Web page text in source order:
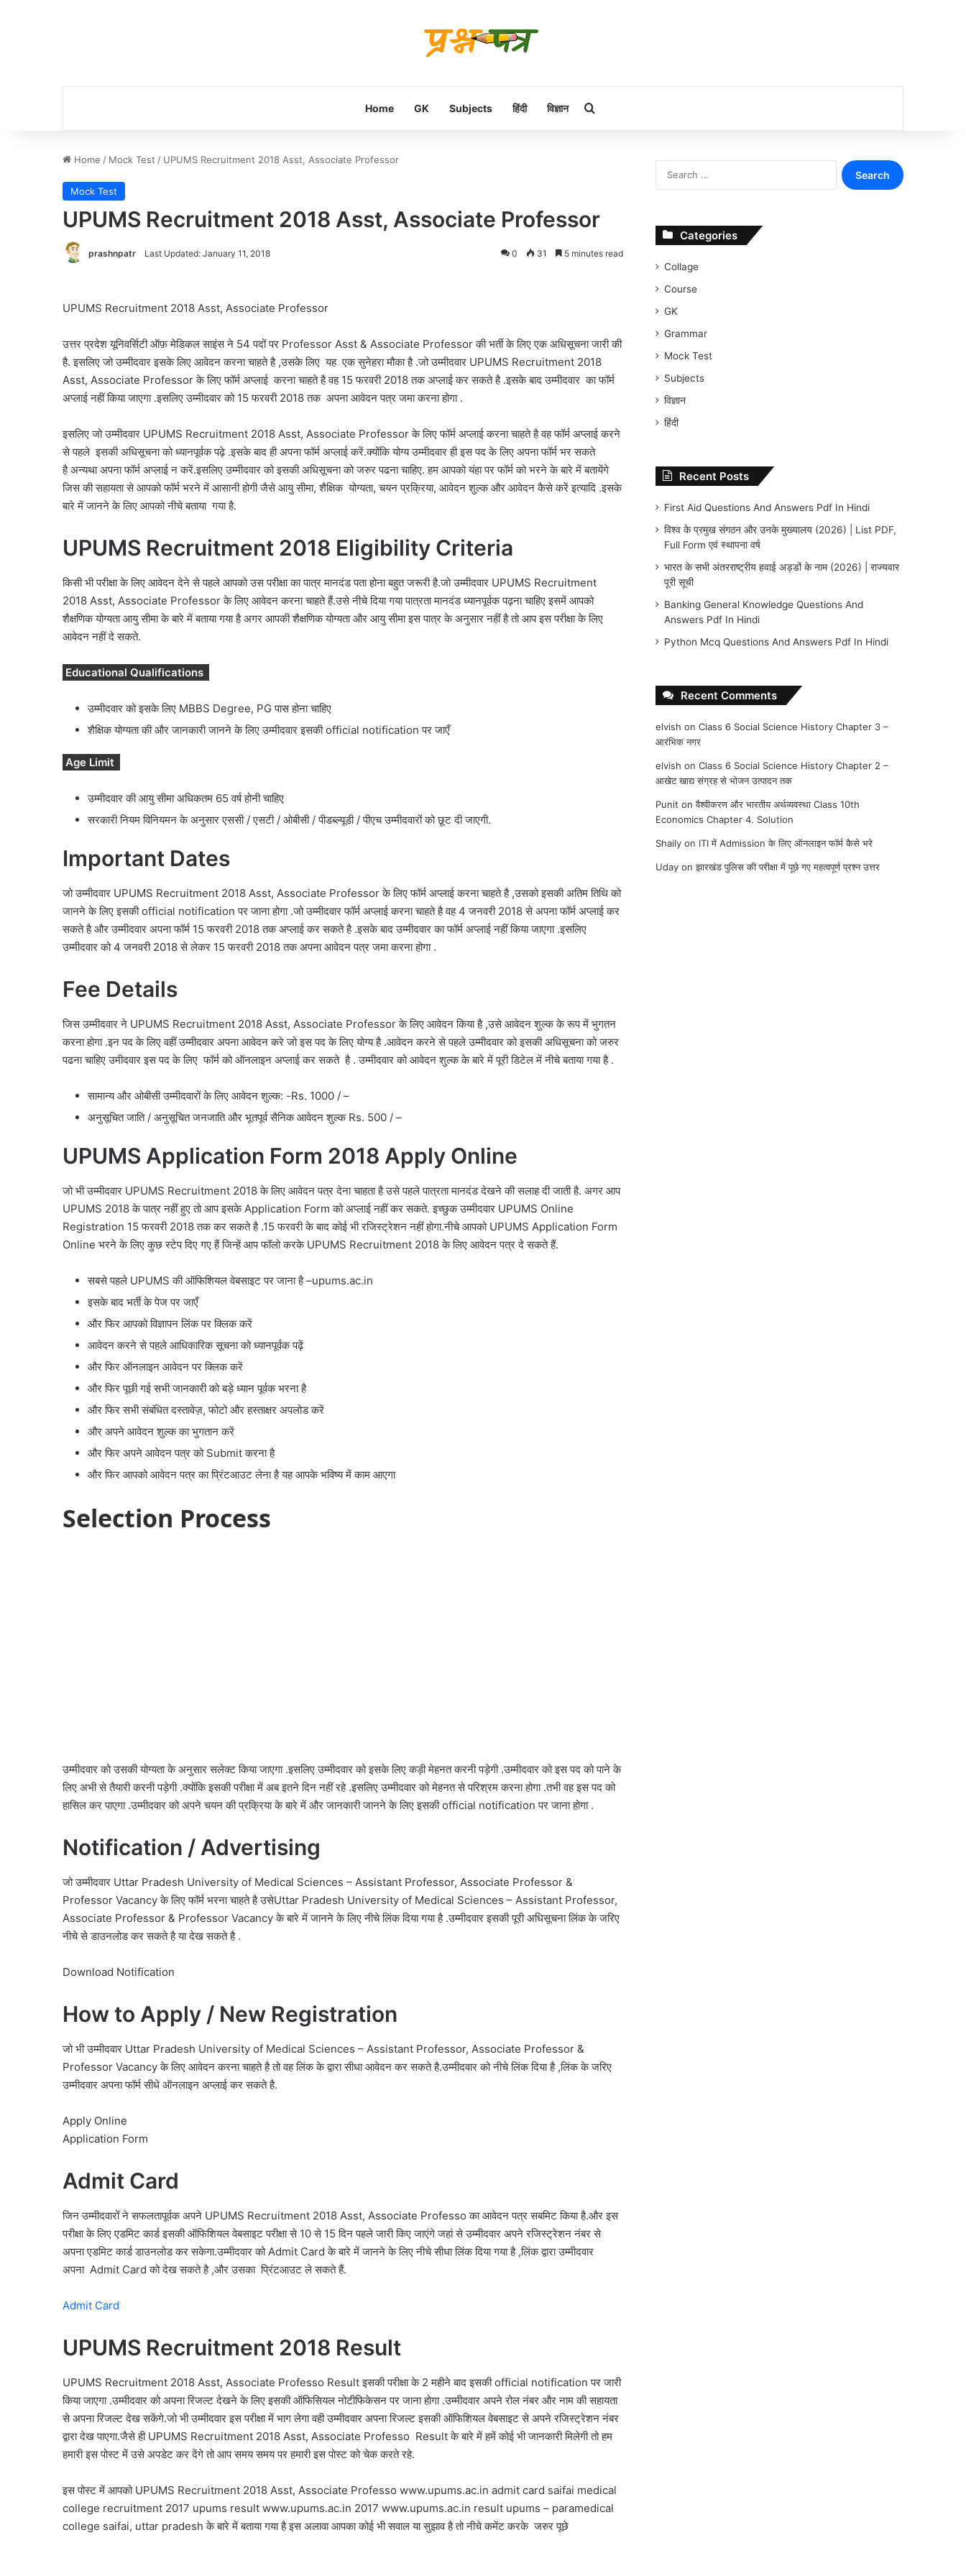
Home GK Subjects हिंदी विज्ञान Search for
Home / Mock Test / UPUMS Recruitment 2018 Asst, Associate Professor
Mock Test
UPUMS Recruitment 2018 Asst, Associate Professor
prashnpatr Last Updated: January 11, 2018 0 31 5 minutes read
UPUMS Recruitment 2018 Asst, Associate Professor
उत्तर प्रदेश यूनिवर्सिटी ऑफ़ मेडिकल साइंस ने 54 पदों पर Professor Asst & Associate Professor की भर्ती के लिए एक अधिसूचना जारी की
है. इसलिए जो उम्मीदवार इसके लिए आवेदन करना चाहते है ,उसके लिए यह एक सुनेहरा मौका है .जो उम्मीदवार UPUMS Recruitment 2018
Asst, Associate Professor के लिए फॉर्म अप्लाई करना चाहते है वह 15 फरवरी 2018 तक अप्लाई कर सकते है .इसके बाद उम्मीदवार का फॉर्म
अप्लाई नहीं किया जाएगा .इसलिए उम्मीदवार को 15 फरवरी 2018 तक अपना आवेदन पत्र जमा करना होगा .
इसलिए जो उम्मीदवार UPUMS Recruitment 2018 Asst, Associate Professor के लिए फॉर्म अप्लाई करना चाहते है वह फॉर्म अप्लाई करने
से पहले इसकी अधिसूचना को ध्यानपूर्वक पढ़े .इसके बाद ही अपना फॉर्म अप्लाई करें.क्योंकि योग्य उम्मीदवार ही इस पद के लिए अपना फॉर्म भर सकते
है अन्यथा अपना फॉर्म अप्लाई न करें.इसलिए उम्मीदवार को इसकी अधिसूचना को जरुर पढना चाहिए. हम आपको यंहा पर फॉर्म को भरने के बारे में बतायेंगे
जिस की सहायता से आपको फॉर्म भरने में आसानी होगी जैसे आयु सीमा, शैक्षिक योग्यता, चयन प्रक्रिया, आवेदन शुल्क और आवेदन कैसे करें इत्यादि .इसके
बारे में जानने के लिए आपको नीचे बताया गया है.
UPUMS Recruitment 2018 Eligibility Criteria
किसी भी परीक्षा के लिए आवेदन देने से पहले आपको उस परीक्षा का पात्र मानदंड पता होना बहुत जरूरी है.जो उम्मीदवार UPUMS Recruitment
2018 Asst, Associate Professor के लिए आवेदन करना चाहते हैं.उसे नीचे दिया गया पात्रता मानदंड ध्यानपूर्वक पढ़ना चाहिए इसमें आपको
शैक्षणिक योग्यता आयु सीमा के बारे में बताया गया है अगर आपकी शैक्षणिक योग्यता और आयु सीमा इस पात्र के अनुसार नहीं है तो आप इस परीक्षा के लिए
आवेदन नहीं दे सकते.
Educational Qualifications
उम्मीदवार को इसके लिए MBBS Degree, PG पास होना चाहिए
शैक्षिक योग्यता की और जानकारी जानने के लिए उम्मीदवार इसकी official notification पर जाएँ
Age Limit
उम्मीदवार की आयु सीमा अधिकतम 65 वर्ष होनी चाहिए
सरकारी नियम विनियमन के अनुसार एससी / एसटी / ओबीसी / पीडब्ल्यूडी / पीएच उम्मीदवारों को छूट दी जाएगी.
Important Dates
जो उम्मीदवार UPUMS Recruitment 2018 Asst, Associate Professor के लिए फॉर्म अप्लाई करना चाहते है ,उसको इसकी अतिम तिथि को
जानने के लिए इसकी official notification पर जाना होगा .जो उम्मीदवार फॉर्म अप्लाई करना चाहते है वह 4 जनवरी 2018 से अपना फॉर्म अप्लाई कर
सकते है और उम्मीदवार अपना फॉर्म 15 फरवरी 2018 तक अप्लाई कर सकते है .इसके बाद उम्मीदवार का फॉर्म अप्लाई नहीं किया जाएगा .इसलिए
उम्मीदवार को 4 जनवरी 2018 से लेकर 15 फरवरी 2018 तक अपना आवेदन पत्र जमा करना होगा .
Fee Details
जिस उम्मीदवार ने UPUMS Recruitment 2018 Asst, Associate Professor के लिए आवेदन किया है ,उसे आवेदन शुल्क के रूप में भुगतन
करना होगा .इन पद के लिए वहीं उम्मीदवार अपना आवेदन करे जो इस पद के लिए योग्य है .आवेदन करने से पहले उम्मीदवार को इसकी अधिसूचना को जरुर
पढना चाहिए उमीदवार इस पद के लिए फॉर्म को ऑनलाइन अप्लाई कर सकते है .उम्मीदवार को आवेदन शुल्क के बारे में पूरी डिटेल में नीचे बताया गया है .
सामान्य और ओबीसी उम्मीदवारों के लिए आवेदन शुल्क: -Rs. 1000 / –
अनुसूचित जाति / अनुसूचित जनजाति और भूतपूर्व सैनिक आवेदन शुल्क Rs. 500 / –
UPUMS Application Form 2018 Apply Online
जो भी उम्मीदवार UPUMS Recruitment 2018के लिए आवेदन पत्र देना चाहता है उसे पहले पात्रता मानदंड देखने की सलाह दी जाती है. अगर आप
UPUMS 2018के पात्र नहीं हुए तो आप इसके Application Form को अप्लाई नहीं कर सकते. इच्छुक उम्मीदवार UPUMS Online
Registration 15 फरवरी 2018 तक कर सकते है .15 फरवरी के बाद कोई भी रजिस्ट्रेशन नहीं होगा.नीचे आपको UPUMS Application Form
Online भरने के लिए कुछ स्टेप दिए गए हैं जिन्हें आप फॉलो करके UPUMS Recruitment 2018 के लिए आवेदन पत्र दे सकते हैं.
सबसे पहले UPUMS की ऑफिशियल वेबसाइट पर जाना है –upums.ac.in
इसके बाद भर्ती के पेज पर जाएँ
और फिर आपको विज्ञापन लिंक पर क्लिक करें
आवेदन करने से पहले आधिकारिक सूचना को ध्यानपूर्वक पढ़ें
और फिर ऑनलाइन आवेदन पर क्लिक करें
और फिर पूछी गई सभी जानकारी को बड़े ध्यान पूर्वक भरना है
और फिर सभी संबंधित दस्तावेज़, फोटो और हस्ताक्षर अपलोड करें
और अपने आवेदन शुल्क का भुगतान करें
और फिर अपने आवेदन पत्र को Submit करना है
और फिर आपको आवेदन पत्र का प्रिंटआउट लेना है यह आपके भविष्य में काम आएगा
Selection Process
उम्मीदवार को उसकी योग्यता के अनुसार सलेक्ट किया जाएगा .इसलिए उम्मीदवार को इसके लिए कड़ी मेहनत करनी पड़ेगी .उम्मीदवार को इस पद को पाने के
लिए अभी से तैयारी करनी पड़ेगी .क्योंकि इसकी परीक्षा में अब इतने दिन नहीं रहे .इसलिए उम्मीदवार को मेहनत से परिश्रम करना होगा .तभी वह इस पद को
हासिल कर पाएगा .उम्मीदवार को अपने चयन की प्रक्रिया के बारे में और जानकारी जानने के लिए इसकी official notification पर जाना होगा .
Notification / Advertising
जो उम्मीदवार Uttar Pradesh University of Medical Sciences – Assistant Professor, Associate Professor &
Professor Vacancy के लिए फॉर्म भरना चाहते है उसेUttar Pradesh University of Medical Sciences – Assistant Professor,
Associate Professor & Professor Vacancy के बारे में जानने के लिए नीचे लिंक दिया गया है .उम्मीदवार इसकी पूरी अधिसूचना लिंक के जरिए
नीचे से डाउनलोड कर सकते है या देख सकते है .
Download Notification
How to Apply / New Registration
जो भी उम्मीदवार Uttar Pradesh University of Medical Sciences – Assistant Professor, Associate Professor &
Professor Vacancy के लिए आवेदन करना चाहते है तो वह लिंक के द्वारा सीधा आवेदन कर सकते है.उम्मीदवार को नीचे लिंक दिया है ,लिंक के जरिए
उम्मीदवार अपना फॉर्म सीधे ऑनलाइन अप्लाई कर सकते है.
Apply Online
Application Form
Admit Card
जिन उम्मीदवारों ने सफलतापूर्वक अपने UPUMS Recruitment 2018 Asst, Associate Professo का आवेदन पत्र सबमिट किया है.और इस
परीक्षा के लिए एडमिट कार्ड इसकी ऑफिशियल वेबसाइट परीक्षा से 10 से 15 दिन पहले जारी किए जाएंगे जहां से उम्मीदवार अपने रजिस्ट्रेशन नंबर से
अपना एडमिट कार्ड डाउनलोड कर सकेगा.उम्मीदवार को Admit Card के बारे में जानने के लिए नीचे सीधा लिंक दिया गया है ,लिंक द्वारा उम्मीदवार
अपना Admit Card को देख सकते है ,और उसका प्रिंटआउट ले सकते हैं.
Admit Card
UPUMS Recruitment 2018 Result
UPUMS Recruitment 2018 Asst, Associate Professo Result इसकी परीक्षा के 2 महीने बाद इसकी official notification पर जारी
किया जाएगा .उम्मीदवार को अपना रिजल्ट देखने के लिए इसकी ऑफिसियल नोटीफिकेसन पर जाना होगा .उम्मीदवार अपने रोल नंबर और नाम की सहायता
से अपना रिजल्ट देख सकेंगे.जो भी उम्मीदवार इस परीक्षा में भाग लेगा वही उम्मीदवार अपना रिजल्ट इसकी ऑफिशियल वेबसाइट से अपने रजिस्ट्रेशन नंबर
द्वारा देख पाएगा.जैसे ही UPUMS Recruitment 2018 Asst, Associate Professo Result के बारे में हमें कोई भी जानकारी मिलेगी तो हम
हमारी इस पोस्ट में उसे अपडेट कर देंगे तो आप समय समय पर हमारी इस पोस्ट को चेक करते रहे.
इस पोस्ट में आपको UPUMS Recruitment 2018 Asst, Associate Professo www.upums.ac.in admit card saifai medical
college recruitment 2017 upums result www.upums.ac.in 2017 www.upums.ac.in result upums – paramedical
college saifai, uttar pradeshके बारे में बताया गया है इस अलावा आपका कोई भी सवाल या सुझाव है तो नीचे कमेंट करके जरुर पूछे
Search
for:
Categories
Collage
Course
GK
Grammar
Mock Test
Subjects
विज्ञान
हिंदी
Recent Posts
First Aid Questions And Answers Pdf In Hindi
विश्व के प्रमुख संगठन और उनके मुख्यालय (2026) | List PDF,
Full Form एवं स्थापना वर्ष
भारत के सभी अंतरराष्ट्रीय हवाई अड्डों के नाम (2026) | राज्यवार
पूरी सूची
Banking General Knowledge Questions And
Answers Pdf In Hindi
Python Mcq Questions And Answers Pdf In Hindi
Recent Comments
elvish onClass 6 Social Science History Chapter 3 –
आरंभिक नगर
elvish onClass 6 Social Science History Chapter 2 –
आखेट खाद्य संग्रह से भोजन उत्पादन तक
Punit onवैश्वीकरण और भारतीय अर्थव्यवस्था Class 10th
Economics Chapter 4. Solution
Shaily on ITI में Admission के लिए ऑनलाइन फॉर्म कैसे भरे
Uday onझारखंड पुलिस की परीक्षा में पूछे गए महत्वपूर्ण प्रश्न उत्तर